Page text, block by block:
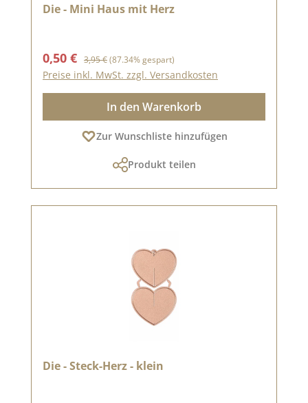
Die - Mini Haus mit Herz
Verkaufspreis:
0,50 € Regulärer Preis:
3,95 €(87.34% gespart)
Preise inkl. MwSt. zzgl. Versandkosten
In den Warenkorb
Zur Wunschliste hinzufügen
Produkt teilen
Die - Steck-Herz - klein